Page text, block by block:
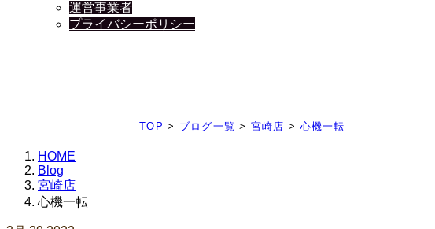
運営事業者
プライバシーポリシー
TOP > ブログ一覧 > 宮崎店 > 心機一転
HOME
Blog
宮崎店
心機一転